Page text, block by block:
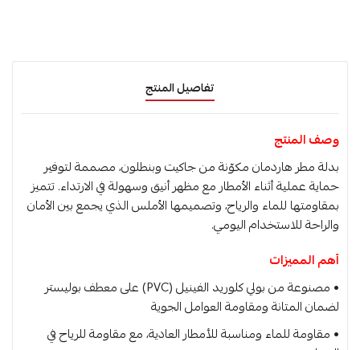
تفاصيل المنتج
وصف المنتج
بدلة مطر هاردمان مكوّنة من جاكيت وبنطلون، مصممة لتوفير
حماية عملية أثناء الأمطار مع مظهر أنيق وسهولة في الارتداء. تتميز
بمقاومتها للماء والرياح، وتصميمها الأملس الذي يجمع بين الأمان
والراحة للاستخدام اليومي.
أهم المميزات
• مصنوعة من بولي كلوريد الفينيل (PVC) على معطف بوليستر
لضمان المتانة ومقاومة العوامل الجوية
• مقاومة للماء ومناسبة للأمطار العادية، مع مقاومة للرياح في